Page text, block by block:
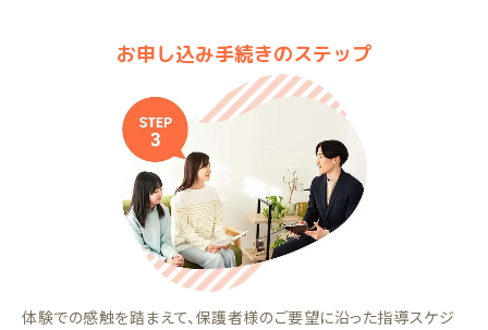
お申し込み手続きのステップ
体験での感触を踏まえて、保護者様のご要望に沿った指導スケジ